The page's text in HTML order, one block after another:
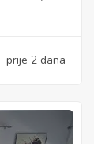
prije 2 dana